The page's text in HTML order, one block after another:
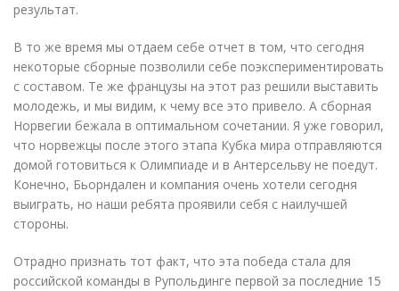
результат.
В то же время мы отдаем себе отчет в том, что сегодня
некоторые сборные позволили себе поэкспериментировать
с составом. Те же французы на этот раз решили выставить
молодежь, и мы видим, к чему все это привело. А сборная
Норвегии бежала в оптимальном сочетании. Я уже говорил,
что норвежцы после этого этапа Кубка мира отправляются
домой готовиться к Олимпиаде и в Антерсельву не поедут.
Конечно, Бьорндален и компания очень хотели сегодня
выиграть, но наши ребята проявили себя с наилучшей
стороны.
Отрадно признать тот факт, что эта победа стала для
российской команды в Рупольдинге первой за последние 15